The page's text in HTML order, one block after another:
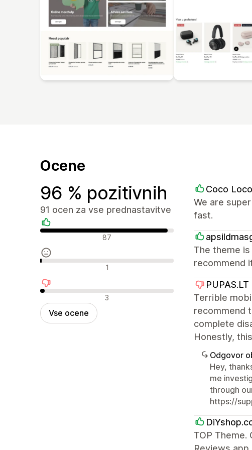
Ocene
96 % pozitivnih
91 ocen za vse prednastavitve
Pozitivne ocene 87
Nevtralne ocene 1
Negativne ocene 3
Vse ocene
Coco Loco
We are
fast.
The theme
recommend
PUPAS.LT
Terrible
recommend
complete
Honestly,
Odgovor
Hey,
me
through
https://
TOP